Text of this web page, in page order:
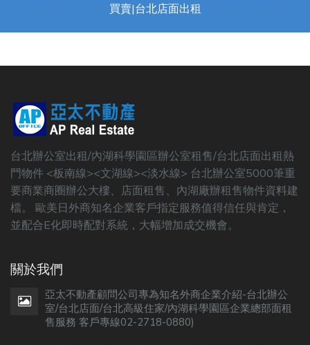
買賣|台北店面出租
台北辦公室出租/內湖科學園區辦公室租售/台北店面出租熱
門物件 <板南線><文湖線><淡水線> 台北辦公室5000筆重
要商業商圈辦公大樓、店面租售、內湖廠辦租售物件資料建
檔。 歐美日外商知名企業客戶指定服務值得信任與肯定，
並配合E化即時配對系統，大幅增加成交機會。
關於我們
亞太不動產顧問公司專為知名外商企業介紹-台北辦公
室/台北店面/台北高級住家/內湖科學園區企業總部面租
售服務 客戶專線02-2718-0880)